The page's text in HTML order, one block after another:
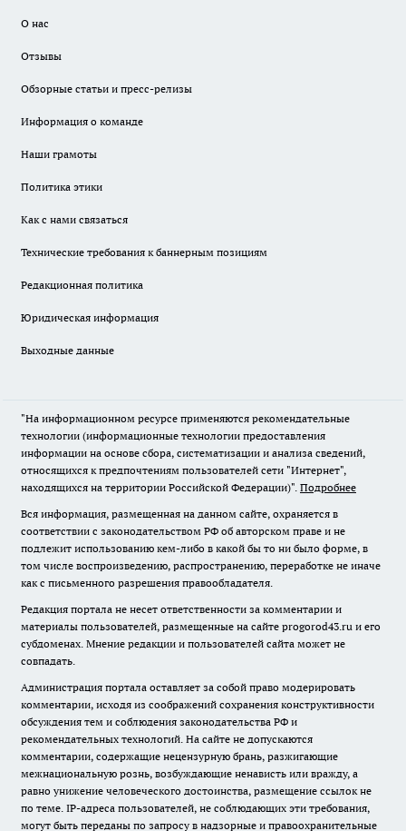
О нас
Отзывы
Обзорные статьи и пресс-релизы
Информация о команде
Наши грамоты
Политика этики
Как с нами связаться
Технические требования к баннерным позициям
Редакционная политика
Юридическая информация
Выходные данные
"На информационном ресурсе применяются рекомендательные
технологии (информационные технологии предоставления
информации на основе сбора, систематизации и анализа сведений,
относящихся к предпочтениям пользователей сети "Интернет",
находящихся на территории Российской Федерации)". Подробнее
Вся информация, размещенная на данном сайте, охраняется в
соответствии с законодательством РФ об авторском праве и не
подлежит использованию кем-либо в какой бы то ни было форме, в
том числе воспроизведению, распространению, переработке не иначе
как с письменного разрешения правообладателя.
Редакция портала не несет ответственности за комментарии и
материалы пользователей, размещенные на сайте progorod43.ru и его
субдоменах. Мнение редакции и пользователей сайта может не
совпадать.
Администрация портала оставляет за собой право модерировать
комментарии, исходя из соображений сохранения конструктивности
обсуждения тем и соблюдения законодательства РФ и
рекомендательных технологий. На сайте не допускаются
комментарии, содержащие нецензурную брань, разжигающие
межнациональную рознь, возбуждающие ненависть или вражду, а
равно унижение человеческого достоинства, размещение ссылок не
по теме. IP-адреса пользователей, не соблюдающих эти требования,
могут быть переданы по запросу в надзорные и правоохранительные